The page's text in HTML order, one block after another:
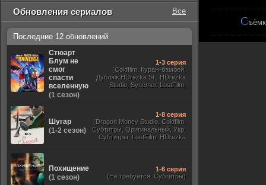
С
Обновления сериалов Все
Последние 12 обновлений
Стюарт
Блум не
смог
спасти
вселенную
(1 сезон)
1-3 серия
(Coldfilm, Кураж-бамбей,
Дубляж HDrezka St., HDrezka
Studio, Syncmer, LostFilm,
Шугар
(1-2 сезон)
1-8 серия
(Dragon Money Studio, Coldfilm,
Субтитры, Оригинальный, Укр.
Субтитры, LostFilm, HDrezka
Похищение
(1 сезон)
1-6 серия
(Не требуется, Субтитры)